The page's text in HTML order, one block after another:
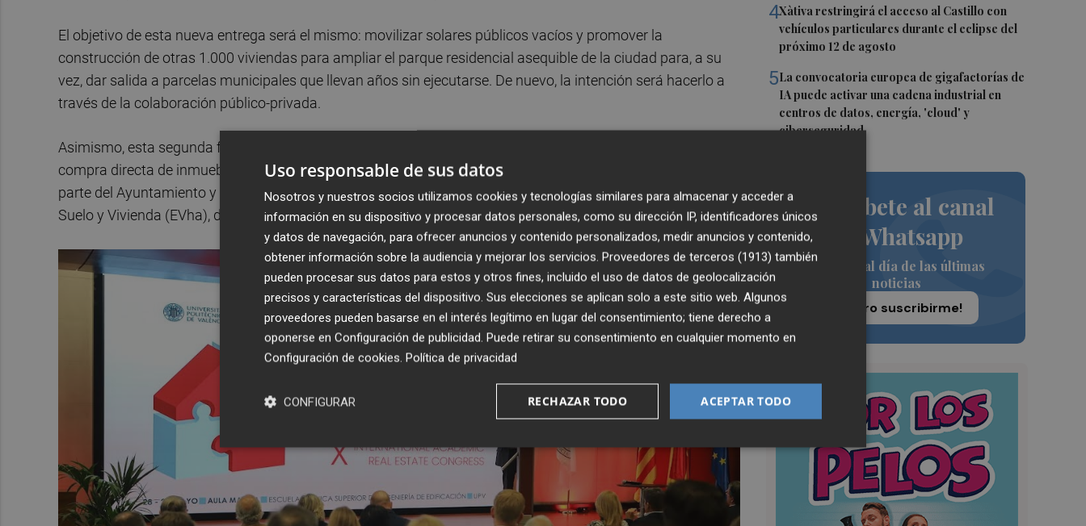
4Xàtiva restringirá el acceso al Castillo con
vehículos particulares durante el eclipse del
próximo 12 de agosto
5La convocatoria europea de gigafactorías de
IA puede activar una cadena industrial en
centros de datos, energía, 'cloud' y
ciberseguridad
Suscríbete al canal
de Whatsapp
Siempre al día de las últimas
noticias
¡Quiero suscribirme!
El objetivo de esta nueva entrega será el mismo: movilizar solares públicos vacíos y promover la
construcción de otras 1.000 viviendas para ampliar el parque residencial asequible de la ciudad para, a su
vez, dar salida a parcelas municipales que llevan años sin ejecutarse. De nuevo, la intención será hacerlo a
través de la colaboración público-privada.
Asimismo, esta segunda fase pivotará sobre diferentes ejes como son las permutas de suelo por obra; la
compra directa de inmuebles a través de mecanismos como el tanteo y retracto; la construcción directa por
parte del Ayuntamiento y la empresa pública Aumsa; y la cesión de parcelas a la Entidad Valenciana de
Suelo y Vivienda (EVha), dependiente de la Conselleria de Vivienda.
Uso responsable de sus datos
Nosotros y nuestros socios utilizamos cookies y tecnologías similares para almacenar y acceder a
información en su dispositivo y procesar datos personales, como su dirección IP, identificadores únicos
y datos de navegación, para ofrecer anuncios y contenido personalizados, medir anuncios y contenido,
obtener información sobre la audiencia y mejorar los servicios. Proveedores de terceros (1913) también
pueden procesar sus datos para estos y otros fines, incluido el uso de datos de geolocalización
precisos y características del dispositivo. Sus elecciones se aplican solo a este sitio web. Algunos
proveedores pueden basarse en el interés legítimo en lugar del consentimiento; tiene derecho a
oponerse en Configuración de publicidad. Puede retirar su consentimiento en cualquier momento en
Configuración de cookies. Política de privacidad
ACEPTAR TODO
RECHAZAR TODO
CONFIGURAR